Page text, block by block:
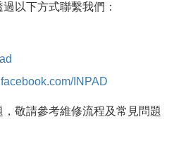
以下方式聯繫我們：
INPAD
敬請參考維修流程及常見問題